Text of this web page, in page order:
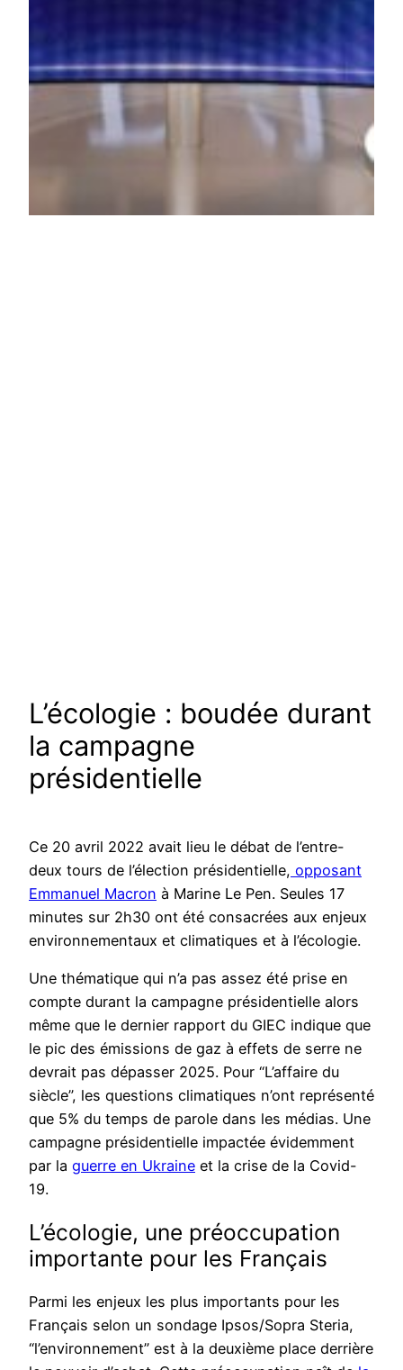
L’écologie : boudée durant
la campagne
présidentielle
Ce 20 avril 2022 avait lieu le débat de l’entre-
deux tours de l’élection présidentielle, opposant
Emmanuel Macron à Marine Le Pen. Seules 17
minutes sur 2h30 ont été consacrées aux enjeux
environnementaux et climatiques et à l’écologie.
Une thématique qui n’a pas assez été prise en
compte durant la campagne présidentielle alors
même que le dernier rapport du GIEC indique que
le pic des émissions de gaz à effets de serre ne
devrait pas dépasser 2025. Pour “L’affaire du
siècle”, les questions climatiques n’ont représenté
que 5% du temps de parole dans les médias. Une
campagne présidentielle impactée évidemment
par la guerre en Ukraine et la crise de la Covid-
19.
L’écologie, une préoccupation
importante pour les Français
Parmi les enjeux les plus importants pour les
Français selon un sondage Ipsos/Sopra Steria,
“l’environnement” est à la deuxième place derrière